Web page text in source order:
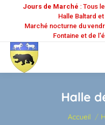
Jours de Marché : Tous
Halle Baltard
Marché nocturne du
Fontaine et de
Halle
Vous êtes ici :
Accueil